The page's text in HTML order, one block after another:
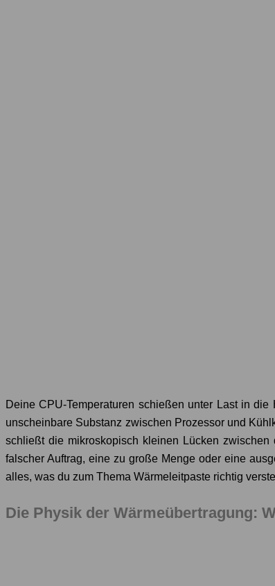
Deine CPU-Temperaturen schießen unter Last in
unscheinbare Substanz zwischen Prozessor und
schließt die mikroskopisch kleinen Lücken
falscher Auftrag, eine zu große Menge oder eine
alles, was du zum Thema Wärmeleitpaste richtig
Die Physik der Wärmeübertragung: